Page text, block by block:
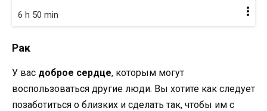
6 h 50 min
Рак
У вас доброе сердце, которым могут
воспользоваться другие люди. Вы хотите как следует
позаботиться о близких и сделать так, чтобы им с